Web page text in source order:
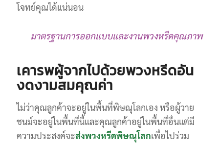
โจทย์คุณได้แน่นอน
มาตรฐานการออกแบบและงานพวงหรีดคุณภาพ
เคารพผู้จากไปด้วยพวงหรีดอัน
งดงามสมคุณค่า
ไม่ว่าคุณลูกค้าจะอยู่ในพื้นที่พิษณุโลกเอง หรือผู้วาย
ชนม์จะอยู่ในพื้นที่นี้และคุณลูกค้าอยู่ในพื้นที่อื่นแต่มี
ความประสงค์จะส่งพวงหรีดพิษณุโลกเพื่อไปร่วม